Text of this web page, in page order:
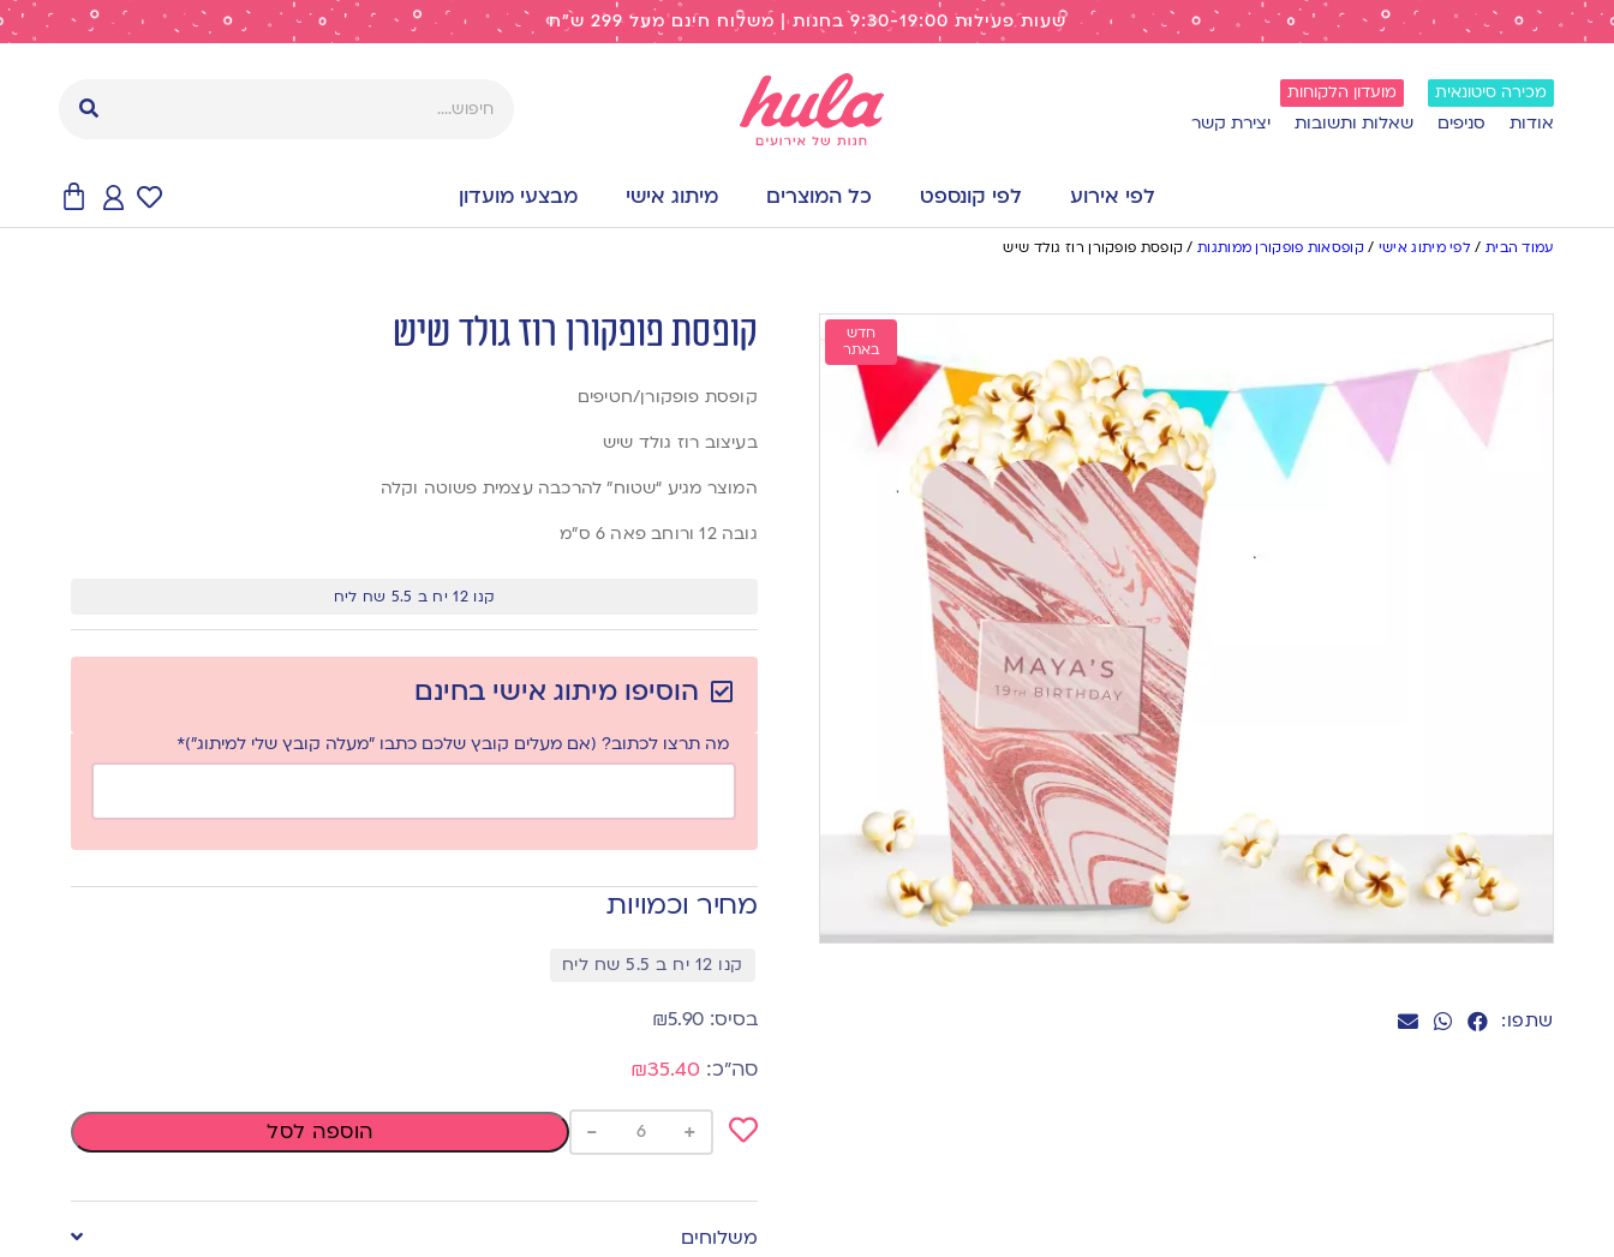
שעות פעילות 9:30-19:00 בחנות | משלוח חינם מעל 299 ש"ח
מכירה סיטונאית מועדון הלקוחות
אודות סניפים שאלות ותשובות יצירת קשר
לפי אירוע לפי קונספט כל המוצרים מיתוג אישי מבצעי מועדון
עמוד הבית / לפי מיתוג אישי / קופסאות פופקורן ממותגות/ קופסת פופקורן רוז גולד שיש
חדש
באתר
שתפו:
קופסת פופקורן רוז גולד שיש
קופסת פופקורן/חטיפים
בעיצוב רוז גולד שיש
המוצר מגיע “שטוח” להרכבה עצמית פשוטה וקלה
גובה 12 ורוחב פאה 6 ס”מ
קנו 12 יח ב 5.5 שח ליח
הוסיפו מיתוג אישי בחינם
מה תרצו לכתוב? (אם מעלים קובץ שלכם כתבו "מעלה קובץ שלי למיתוג")*
מחיר וכמויות
קנו 12 יח ב 5.5 שח ליח
₪5.90
₪35.40
to
wishlist
+
- הוספה לסל
משלוחים